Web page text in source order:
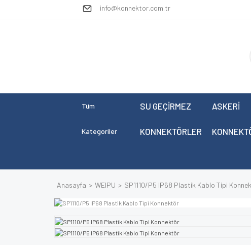
info@konnektor.com.tr
Tüm
Kategoriler
SU GEÇİRMEZ
KONNEKTÖRLER
ASKERİ
Anasayfa WEIPU SP1110/P5 IP68 Plastik Kablo Tipi